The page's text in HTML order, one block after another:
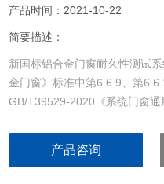
产品时间：2021-10-22
简要描述：
新国标铝合金门窗耐久性测试
金门窗》标准中第6.6.9、第
GB/T39529-2020《系统门窗通
产品咨询